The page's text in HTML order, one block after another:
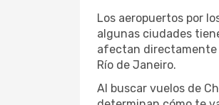
Los aeropuertos por
algunas ciudades
afectan directamente
Río de Janeiro.
Al buscar vuelos de